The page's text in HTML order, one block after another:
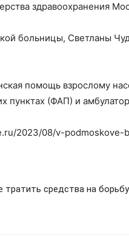
здравоохранения
больницы, Светланы
помощь взрослому
пунктах (ФАП) и
2023/08/v-
средства на